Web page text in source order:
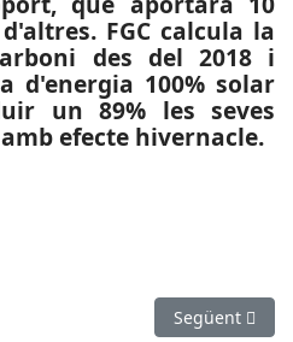
FGC calcula la
des del 2018 i
d'energia 100% solar
un 89% les seves
efecte hivernacle.
El santandreuenc
Article
Següent